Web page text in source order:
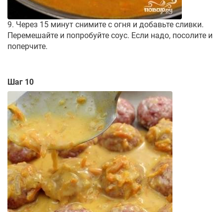
9. Через 15 минут снимите с огня и добавьте сливки.
Перемешайте и попробуйте соус. Если надо, посолите и
поперчите.
Шаг 10